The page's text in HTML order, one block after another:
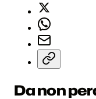
Da non